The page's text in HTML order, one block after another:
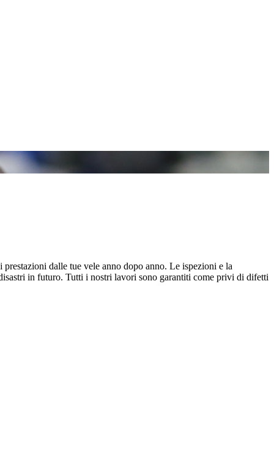
dalle tue vele anno dopo anno. Le ispezioni e la
in futuro. Tutti i nostri lavori sono garantiti come privi di difetti